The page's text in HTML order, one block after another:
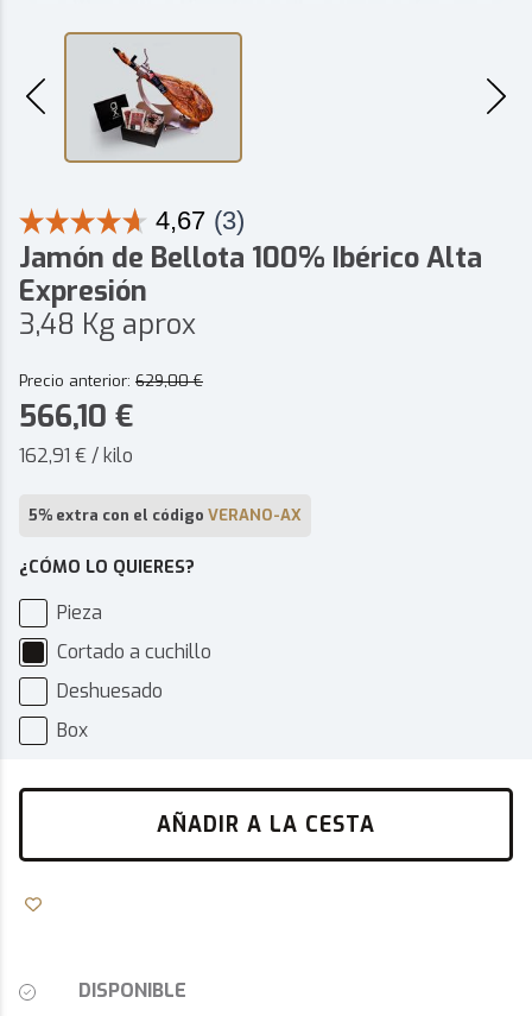
Jamón de Bellota 100% Ibérico Alta
Expresión
3,48 Kg aprox
Precio anterior: 629,00 €
566,10 €
162,91 € / kilo
5% extra con el código VERANO-AX
¿CÓMO LO QUIERES?
Pieza
Cortado a cuchillo
Deshuesado
Box
AÑADIR A LA CESTA
DISPONIBLE